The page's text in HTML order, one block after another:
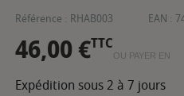
Référence : RHAB003 EAN :
46,00 €TTC
OU PAYER EN
Expédition sous 2 à 7 jours